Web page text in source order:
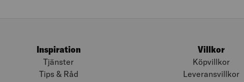
Inspiration
Tjänster
Tips & Råd
Villkor
Köpvillkor
Leveransvillkor